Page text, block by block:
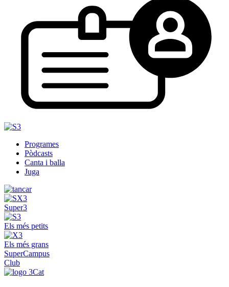
Programes
Pòdcasts
Canta i balla
Juga
Super3
Els més petits
Els més grans
SuperCampus
Club